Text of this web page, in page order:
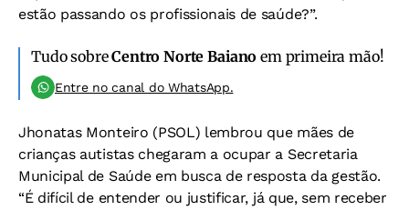
estão passando os profissionais de saúde?”.
Tudo sobreCentro Norte Baiano em primeira mão!
Entre no canal do WhatsApp.
Jhonatas Monteiro (PSOL) lembrou que mães de
crianças autistas chegaram a ocupar a Secretaria
Municipal de Saúde em busca de resposta da gestão.
“É difícil de entender ou justificar, já que, sem receber